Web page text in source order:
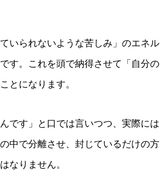
いられないような苦しみ」のエネル
す。これを頭で納得させて「自分の
とになります。
です」と口では言いつつ、実際には
中で分離させ、封じているだけの方
なりません。